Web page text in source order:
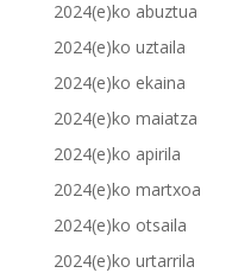
2024(e)ko abuztua
2024(e)ko uztaila
2024(e)ko ekaina
2024(e)ko maiatza
2024(e)ko apirila
2024(e)ko martxoa
2024(e)ko otsaila
2024(e)ko urtarrila